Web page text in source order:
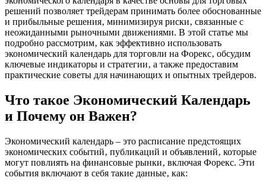
решений позволяет трейдерам принимать более обоснованные
и прибыльные решения‚ минимизируя риски‚ связанные с
неожиданными рыночными движениями. В этой статье мы
подробно рассмотрим‚ как эффективно использовать
экономический календарь для торговли на Форекс‚ обсудим
ключевые индикаторы и стратегии‚ а также предоставим
практические советы для начинающих и опытных трейдеров.
Что такое Экономический Календарь
и Почему он Важен?
Экономический календарь – это расписание предстоящих
экономических событий‚ публикаций и объявлений‚ которые
могут повлиять на финансовые рынки‚ включая Форекс. Эти
события включают в себя такие данные‚ как: